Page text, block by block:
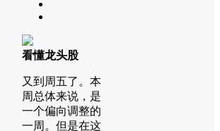
看懂龙头股
又到周五了。本
周总体来说，是
一个偏向调整的
一周。但是在这